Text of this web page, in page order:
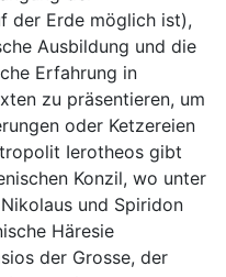
der Erde möglich ist),
Ausbildung und die
Erfahrung in
zu präsentieren, um
oder Ketzereien
Ierotheos gibt
Konzil, wo unter
und Spiridon
Häresie
der Grosse, der